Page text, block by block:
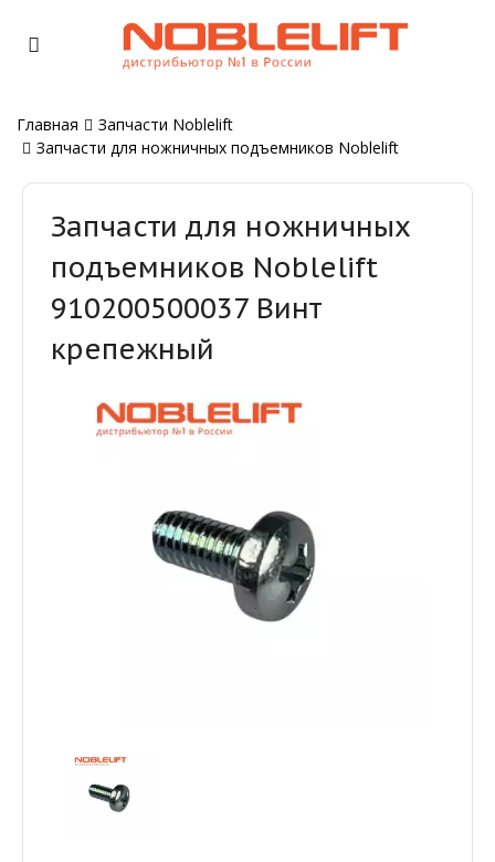
Главная
Запчасти Noblelift
Запчасти для ножничных подъемников Noblelift
Запчасти для ножничных
подъемников Noblelift
910200500037 Винт
крепежный